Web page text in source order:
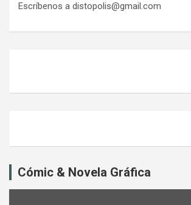
Escríbenos a distopolis@gmail.com
Cómic & Novela Gráfica